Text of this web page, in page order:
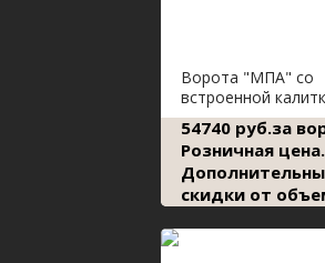
Ворота "МПА" со
встроенной
54740 руб.за
Розничная цена.
скидки от